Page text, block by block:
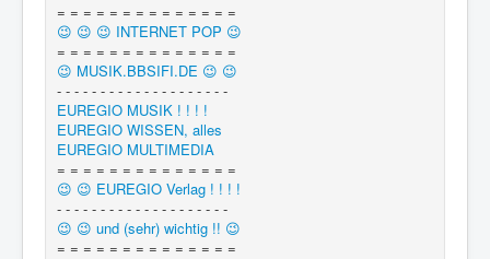
= = = = = = = = = = = = = =
😉 😉 😉 INTERNET POP 😉
= = = = = = = = = = = = = =
😉 MUSIK.BBSIFI.DE 😉 😉
- - - - - - - - - - - - - - - - - - - -
EUREGIO MUSIK ! ! ! !
EUREGIO WISSEN, alles
EUREGIO MULTIMEDIA
= = = = = = = = = = = = = =
😉 😉 EUREGIO Verlag ! ! ! !
- - - - - - - - - - - - - - - - - - - -
😉 😉 und (sehr) wichtig !! 😉
= = = = = = = = = = = = = =